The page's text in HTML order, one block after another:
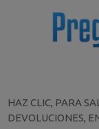
HAZ CLIC, PARA
DEVOLUCIONES,